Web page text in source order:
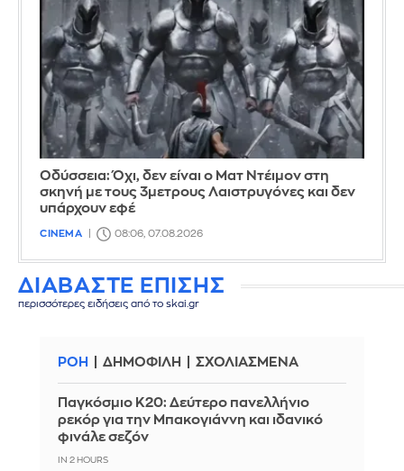
Οδύσσεια: Όχι, δεν είναι ο Ματ Ντέιμον στη
σκηνή με τους 3μετρους Λαιστρυγόνες και δεν
υπάρχουν εφέ
CINEMA 08:06, 07.08.2026
ΔΙΑΒΑΣΤΕ ΕΠΙΣΗΣ
περισσότερες ειδήσεις από το skai.gr
ΡΟΗ ΔΗΜΟΦΙΛΗ ΣΧΟΛΙΑΣΜΕΝΑ
Παγκόσμιο Κ20: Δεύτερο πανελλήνιο
ρεκόρ για την Μπακογιάννη και ιδανικό
φινάλε σεζόν
IN 2 HOURS